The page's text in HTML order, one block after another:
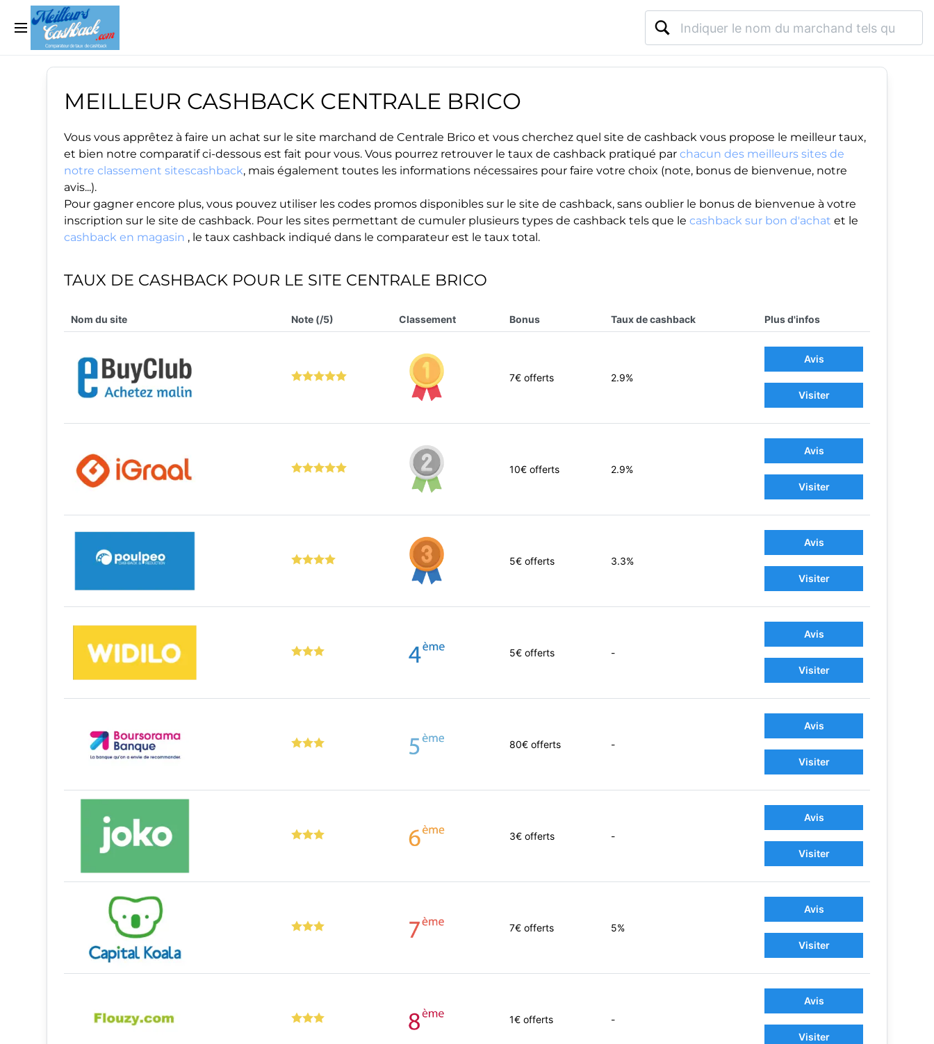
MEILLEUR CASHBACK CENTRALE BRICO
Vous vous apprêtez à faire un achat sur le site marchand de Centrale Brico et vous cherchez quel site de cashback vous propose le meilleur taux,
et bien notre comparatif ci-dessous est fait pour vous. Vous pourrez retrouver le taux de cashback pratiqué par chacun des meilleurs sites de
notre classement sitescashback, mais également toutes les informations nécessaires pour faire votre choix (note, bonus de bienvenue, notre
avis...).
Pour gagner encore plus, vous pouvez utiliser les codes promos disponibles sur le site de cashback, sans oublier le bonus de bienvenue à votre
inscription sur le site de cashback. Pour les sites permettant de cumuler plusieurs types de cashback tels que le cashback sur bon d'achat et le
cashback en magasin , le taux cashback indiqué dans le comparateur est le taux total.
TAUX DE CASHBACK POUR LE SITE CENTRALE BRICO
Nom du site Note (/5) Classement Bonus Taux de cashback Plus d'infos
7€ offerts 2.9%
Avis
Visiter
10€ offerts 2.9%
Avis
Visiter
5€ offerts 3.3%
Avis
Visiter
5€ offerts -
Avis
Visiter
80€ offerts -
Avis
Visiter
3€ offerts -
Avis
Visiter
7€ offerts 5%
Avis
Visiter
1€ offerts -
Avis
Visiter